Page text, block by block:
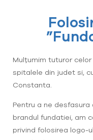
Mulțumim tuturor
spitalele din judet si,
Constanta.
Pentru a ne
brandul fundatiei, am
privind folosirea logo-